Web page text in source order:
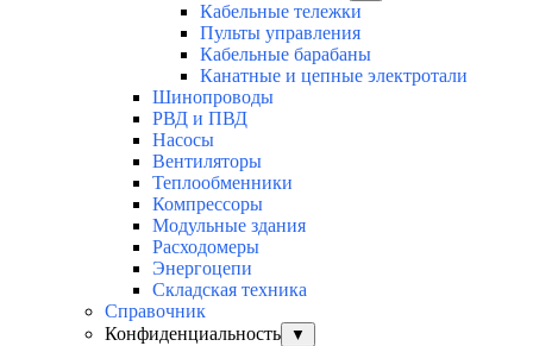
Кабельные тележки
Пульты управления
Кабельные барабаны
Канатные и цепные электротали
Шинопроводы
РВД и ПВД
Насосы
Вентиляторы
Теплообменники
Компрессоры
Модульные здания
Расходомеры
Энергоцепи
Складская техника
Справочник
Конфиденциальность
▼